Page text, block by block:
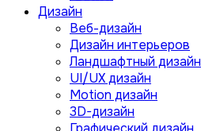
Дизайн
Веб-дизайн
Дизайн интерьеров
Ландшафтный дизайн
UI/UX дизайн
Motion дизайн
3D-дизайн